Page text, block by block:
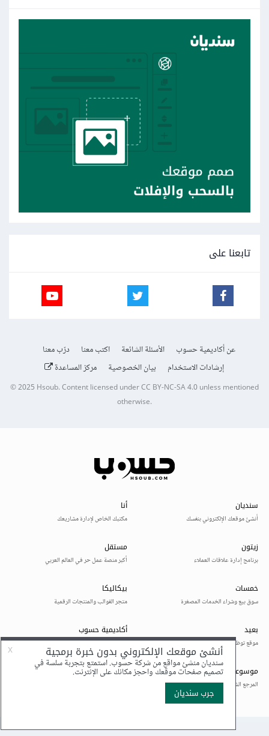
تابعنا على
عن أكاديمية حسوب الأسئلة الشائعة اكتب معنا
درّب معنا
إرشادات الاستخدام
بيان الخصوصية مركز المساعدة
© 2025Hsoub.Content licensed underCC BY-NC-SA 4.0unless mentioned
otherwise.